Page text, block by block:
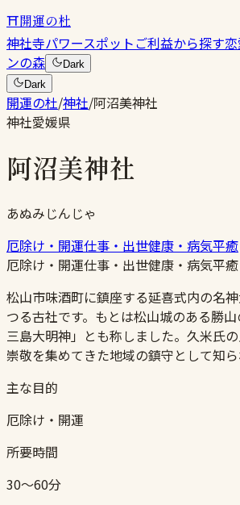
⛩開運の杜
神社寺パワースポットご利益から探す
ンの森
Dark
Dark
開運の杜/神社/阿沼美神社
神社愛媛県
阿沼美神社
あぬみじんじゃ
厄除け・開運仕事・出世健康・病気平癒
厄除け・開運仕事・出世健康・病気平癒
松山市味酒町に鎮座する延喜式内の名
つる古社です。もとは松山城のある勝
三島大明神」とも称しました。久米氏
崇敬を集めてきた地域の鎮守として知ら
主な目的
厄除け・開運
所要時間
30〜60分